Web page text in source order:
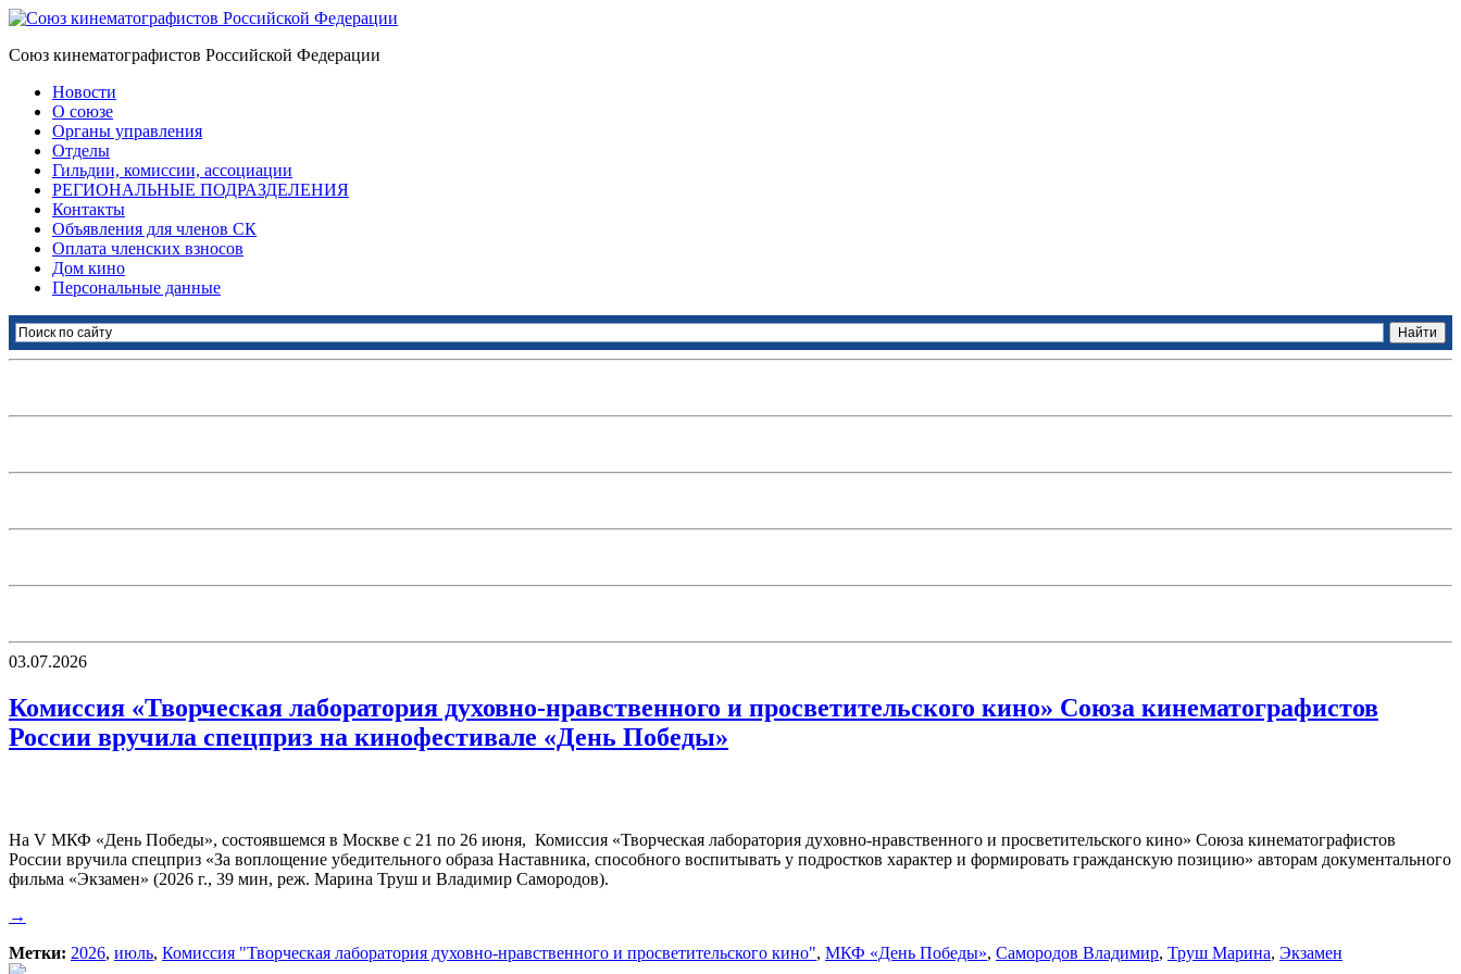
Союз кинематографистов Российской Федерации
Новости
О союзе
Органы управления
Отделы
Гильдии, комиссии, ассоциации
РЕГИОНАЛЬНЫЕ ПОДРАЗДЕЛЕНИЯ
Контакты
Объявления для членов СК
Оплата членских взносов
Дом кино
Персональные данные
03.07.2026
Комиссия «Творческая лаборатория духовно-нравственного и просветительского кино» Союза кинематографистов
России вручила спецприз на кинофестивале «День Победы»
На V МКФ «День Победы», состоявшемся в Москве с 21 по 26 июня, Комиссия «Творческая лаборатория духовно-нравственного и просветительского кино» Союза кинематографистов
России вручила спецприз «За воплощение убедительного образа Наставника, способного воспитывать у подростков характер и формировать гражданскую позицию» авторам документального
фильма «Экзамен» (2026 г., 39 мин, реж. Марина Труш и Владимир Самородов).
→
Метки: 2026, июль, Комиссия "Творческая лаборатория духовно-нравственного и просветительского кино", МКФ «День Победы», Самородов Владимир, Труш Марина, Экзамен